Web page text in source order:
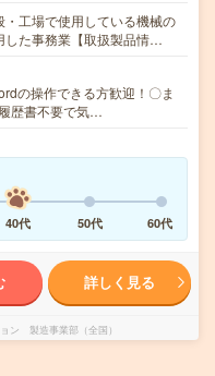
工場で使用している機械の
した事務業【取扱製品情…
の操作できる方歓迎！〇ま
歴書不要で気…
40代 50代 60代
詳しく見る
ン 製造事業部（全国）